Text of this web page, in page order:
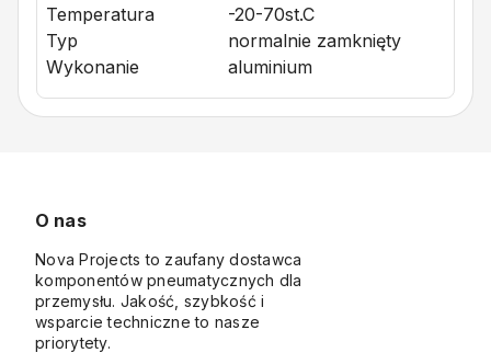
Temperatura
-20-70st.C
Typ
normalnie zamknięty
Wykonanie
aluminium
O nas
Nova Projects to zaufany dostawca
komponentów pneumatycznych dla
przemysłu. Jakość, szybkość i
wsparcie techniczne to nasze
priorytety.